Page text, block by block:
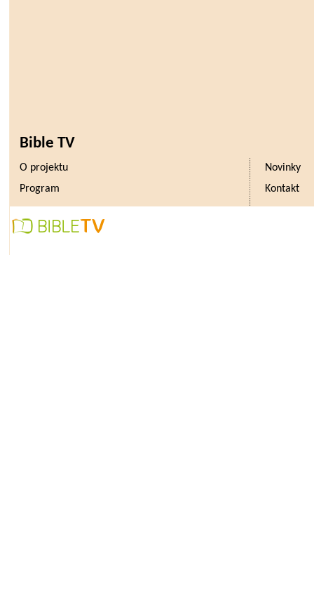
Bible TV
O projektu
Novinky
Program
Kontakt